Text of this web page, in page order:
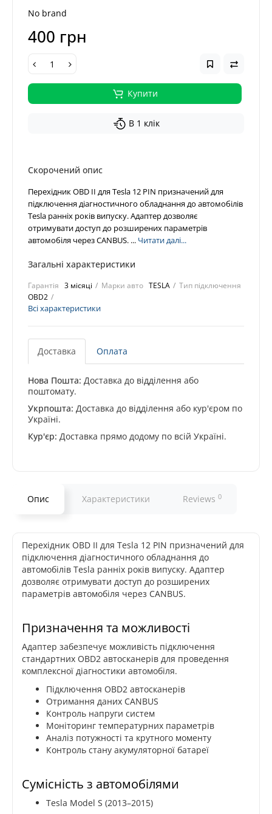
No brand
400 грн
Купити
В 1 клік
Скорочений опис
Перехідник OBD II для Tesla 12 PIN призначений для
підключення діагностичного обладнання до автомобілів
Tesla ранніх років випуску. Адаптер дозволяє
отримувати доступ до розширених параметрів
автомобіля через CANBUS. ... Читати далі...
Загальні характеристики
Гарантія 3 місяці Марки авто TESLA
Тип підключення
OBD2
Всі характеристики
Доставка Оплата
Нова Пошта: Доставка до відділення або
поштомату.
Укрпошта: Доставка до відділення або кур'єром по
Україні.
Кур'єр: Доставка прямо додому по всій Україні.
Опис Характеристики Reviews 0
Перехідник OBD II для Tesla 12 PIN призначений для
підключення діагностичного обладнання до
автомобілів Tesla ранніх років випуску. Адаптер
дозволяє отримувати доступ до розширених
параметрів автомобіля через CANBUS.
Призначення та можливості
Адаптер забезпечує можливість підключення
стандартних OBD2 автосканерів для проведення
комплексної діагностики автомобіля.
Підключення OBD2 автосканерів
Отримання даних CANBUS
Контроль напруги систем
Моніторинг температурних параметрів
Аналіз потужності та крутного моменту
Контроль стану акумуляторної батареї
Сумісність з автомобілями
Tesla Model S (2013–2015)